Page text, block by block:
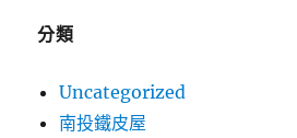
分類
Uncategorized
南投鐵皮屋